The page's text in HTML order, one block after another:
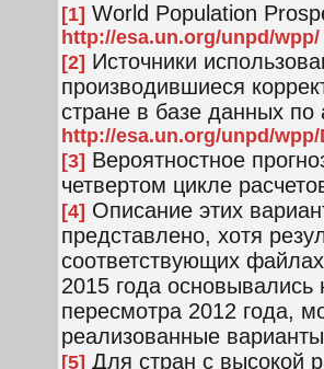
[1] World Population
http://esa.un.org/unpd/wpp/
[2] Источники
производившиеся
стране в базе данных по
http://esa.un.org/unpd/
[3] Вероятностное
четвертом цикле
[4] Описание этих
представлено, хотя
соответствующих
2015 года
пересмотра 2012 года,
реализованные
[5] Для стран с высокой